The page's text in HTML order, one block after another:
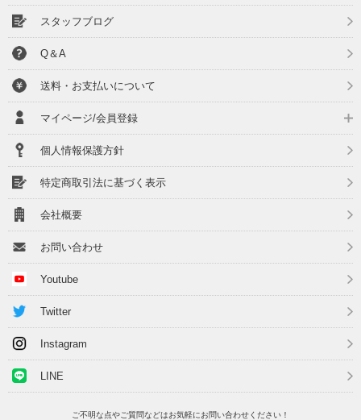
スタッフブログ
Q＆A
送料・お支払いについて
マイページ/会員登録
個人情報保護方針
特定商取引法に基づく表示
会社概要
お問い合わせ
Youtube
Twitter
Instagram
LINE
ご不明な点やご質問などはお気軽にお問い合わせください！